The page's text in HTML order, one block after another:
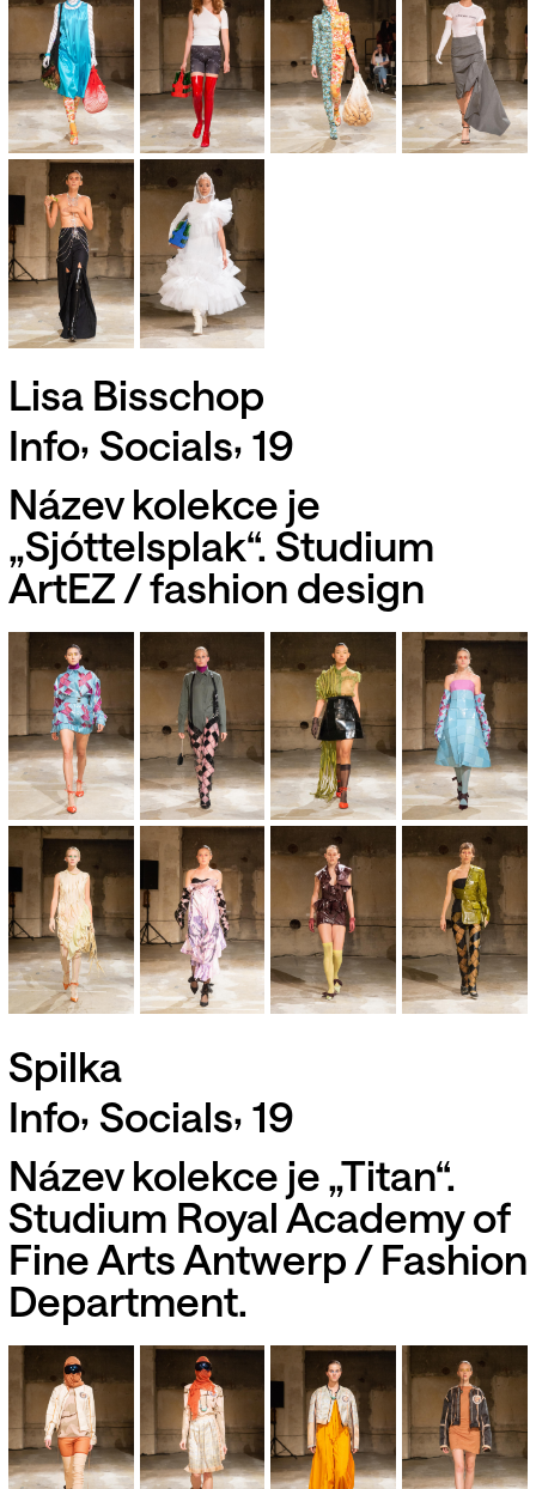
Lisa Bisschop
Info, Socials, 19
Název kolekce je
„Sjóttelsplak“. Studium
ArtEZ / fashion design
Spilka
Info, Socials, 19
Název kolekce je „Titan“.
Studium Royal Academy of
Fine Arts Antwerp / Fashion
Department.